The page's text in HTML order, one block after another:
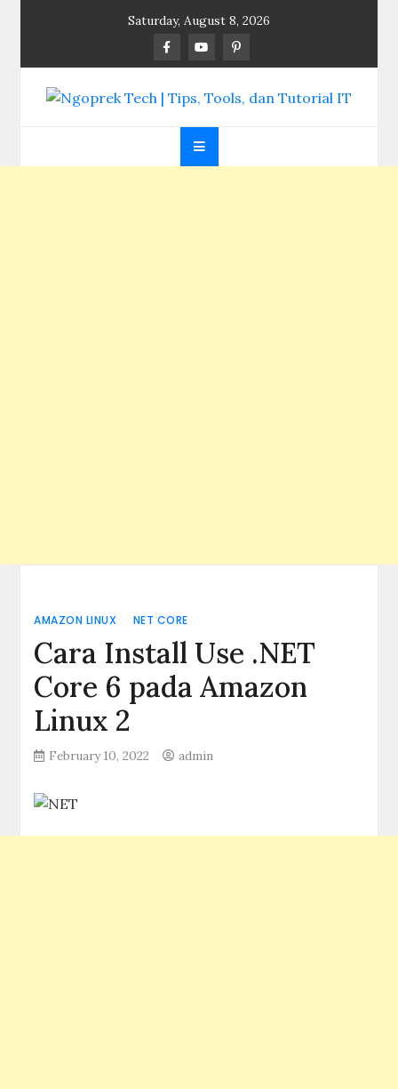
Saturday, August 8, 2026
Ngoprek Tech | Tips,
Tools, dan Tutorial
AMAZON LINUX NET CORE
Cara Install Use .NET
Core 6 pada Amazon
Linux 2
February 10, 2022 admin